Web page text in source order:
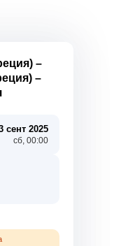
–
–
сент 2025
сб, 00:00